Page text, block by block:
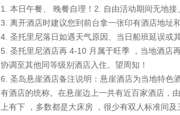
1. 本日午餐、 晚餐自理！2. 自由活动期间无地
3. 离开酒店时建议您到前台拿一张印有酒店地址
4. 圣托里尼落日如遇天气原因、当日船班延误或
5. 圣托里尼酒店再 4-10 月属于旺季 ，当地酒店
协调至其他同等级别酒店入住。望周知！
6. 圣岛悬崖酒店备注说明：悬崖酒店为当地特色
有酒店的统称。在悬崖边上一共有近百家酒店，
上有下 ，多数都是大床房 ，很少有双人标准间